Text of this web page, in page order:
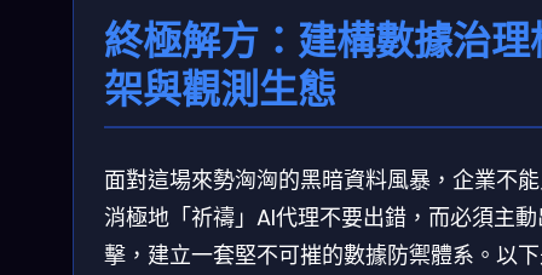
終極解方：建構數據治理
架與觀測生態
面對這場來勢洶洶的黑暗資料風暴，企業不
消極地「祈禱」AI代理不要出錯，而必須主
擊，建立一套堅不可摧的數據防禦體系。以